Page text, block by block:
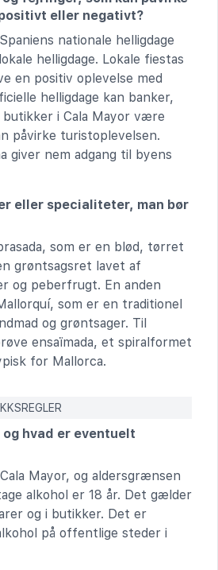
eller negativt?
nationale helligdage
helligdage. Lokale fiestas
en positiv oplevelse med
helligdage kan banker,
butikker i Cala Mayor være
påvirke turistoplevelsen.
giver nem adgang til byens
eller specialiteter, man bør
som er en blød, tørret
grøntsagsret lavet af
og peberfrugt. En anden
som er en traditionel
og grøntsager. Til
ensaïmada, et spiralformet
for Mallorca.
hvad er eventuelt
Mayor, og aldersgrænsen
alkohol er 18 år. Det gælder
og i butikker. Det er
på offentlige steder i